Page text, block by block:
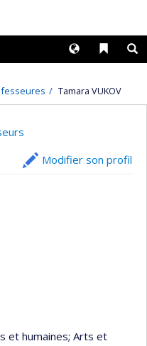
Liens
Langues
Tamara VUKOV
Modifier son profil
et humaines; Arts et